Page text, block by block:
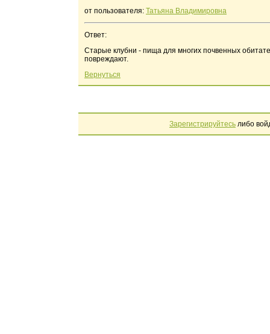
от пользователя: Татьяна Владимировна
Ответ:
Старые клубни - пища для многих почвенных
повреждают.
Вернуться
Зарегистрируйтесь либо